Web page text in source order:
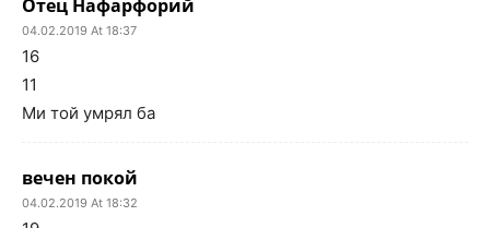
Отец Нафарфорий
04.02.2019 At 18:37
16
11
Ми той умрял ба
вечен покой
04.02.2019 At 18:32